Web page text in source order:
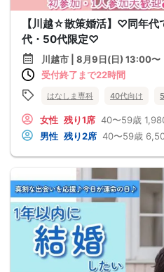
【川越☆散策婚活】♡同年
代・50代限定♡
川越市 | 8月9日(日) 13:00〜
受付終了まで22時間
はなしま専科 40代向け
女性 残り1席 40〜59歳
男性 残り2席 40〜59歳